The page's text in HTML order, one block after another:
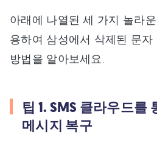
아래에 나열된 세 가지 놀라
용하여 삼성에서 삭제된 문
방법을 알아보세요.
팁 1. SMS 클라우드를
메시지 복구